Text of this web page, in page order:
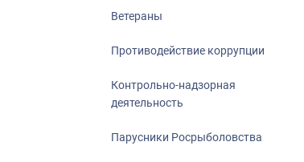
Ветераны
Противодействие коррупции
Контрольно-надзорная
деятельность
Парусники Росрыболовства